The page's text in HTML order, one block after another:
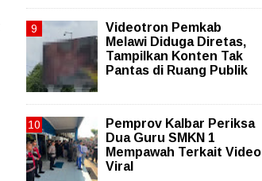
Videotron Pemkab
Melawi Diduga Diretas,
Tampilkan Konten Tak
Pantas di Ruang Publik
Pemprov Kalbar Periksa
Dua Guru SMKN 1
Mempawah Terkait Video
Viral